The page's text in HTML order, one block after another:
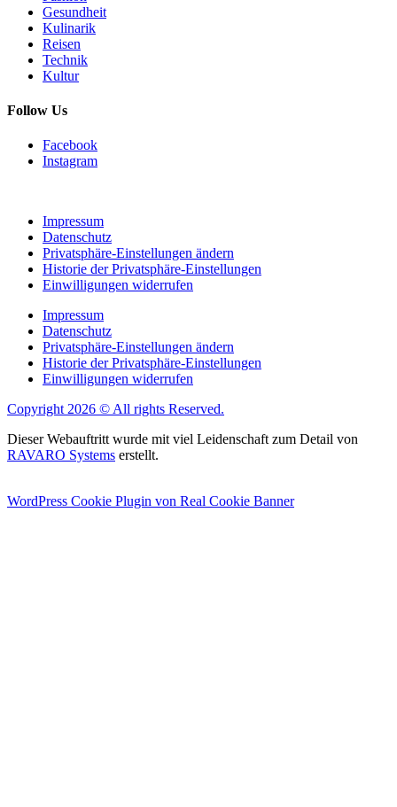
Gesundheit
Kulinarik
Reisen
Technik
Kultur
Follow Us
Facebook
Instagram
Impressum
Datenschutz
Privatsphäre-Einstellungen ändern
Historie der Privatsphäre-Einstellungen
Einwilligungen widerrufen
Impressum
Datenschutz
Privatsphäre-Einstellungen ändern
Historie der Privatsphäre-Einstellungen
Einwilligungen widerrufen
Copyright 2026 © All rights Reserved.
Dieser Webauftritt wurde mit viel Leidenschaft zum Detail von
RAVARO Systems erstellt.
WordPress Cookie Plugin von Real Cookie Banner